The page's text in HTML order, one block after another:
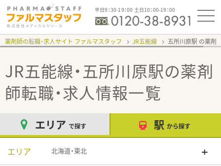
平日9：30-19：00 土日10：00-19：00
薬剤師の転職・求人サイト ファルマスタッフ JR五能線 五所川原駅
JR五能線・五所川原駅の薬剤
師転職・求人情報一覧
エリア で探す 駅 から探す
エリア 北海道・東北